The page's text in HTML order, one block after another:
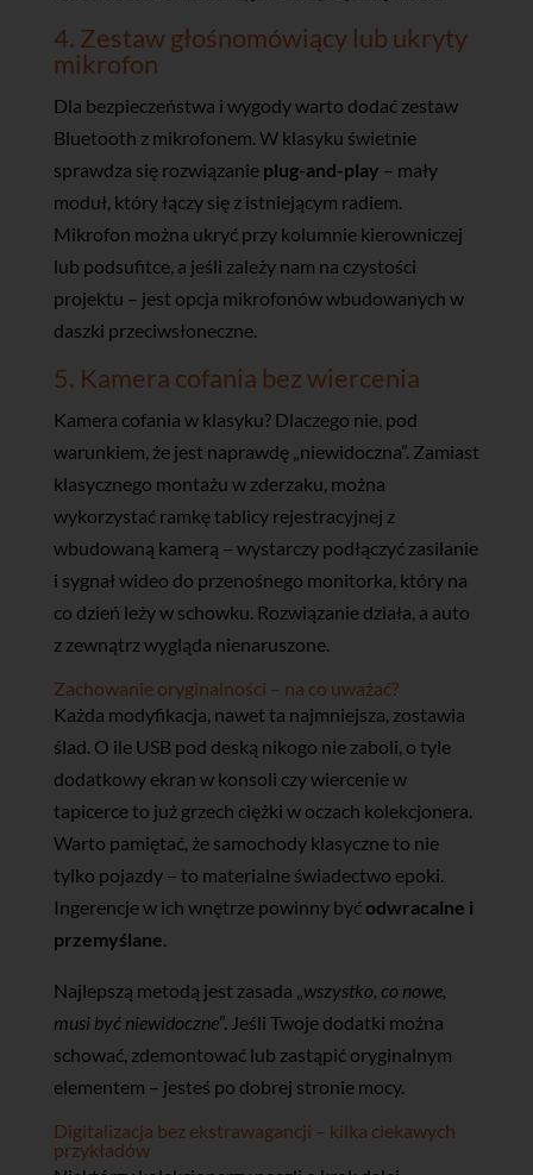
4. Zestaw głośnomówiący lub ukryty
mikrofon
Dla bezpieczeństwa i wygody warto dodać zestaw
Bluetooth z mikrofonem. W klasyku świetnie
sprawdza się rozwiązanie plug-and-play – mały
moduł, który łączy się z istniejącym radiem.
Mikrofon można ukryć przy kolumnie kierowniczej
lub podsufitce, a jeśli zależy nam na czystości
projektu – jest opcja mikrofonów wbudowanych w
daszki przeciwsłoneczne.
5. Kamera cofania bez wiercenia
Kamera cofania w klasyku? Dlaczego nie, pod
warunkiem, że jest naprawdę „niewidoczna”. Zamiast
klasycznego montażu w zderzaku, można
wykorzystać ramkę tablicy rejestracyjnej z
wbudowaną kamerą – wystarczy podłączyć zasilanie
i sygnał wideo do przenośnego monitorka, który na
co dzień leży w schowku. Rozwiązanie działa, a auto
z zewnątrz wygląda nienaruszone.
Zachowanie oryginalności – na co uważać?
Każda modyfikacja, nawet ta najmniejsza, zostawia
ślad. O ile USB pod deską nikogo nie zaboli, o tyle
dodatkowy ekran w konsoli czy wiercenie w
tapicerce to już grzech ciężki w oczach kolekcjonera.
Warto pamiętać, że samochody klasyczne to nie
tylko pojazdy – to materialne świadectwo epoki.
Ingerencje w ich wnętrze powinny byćodwracalne i
przemyślane
Najlepszą metodą jest zasada „ wszystko, co nowe,
musi być niewidoczne”. Jeśli Twoje dodatki można
schować, zdemontować lub zastąpić oryginalnym
elementem – jesteś po dobrej stronie mocy.
Digitalizacja bez ekstrawagancji – kilka ciekawych
przykładów